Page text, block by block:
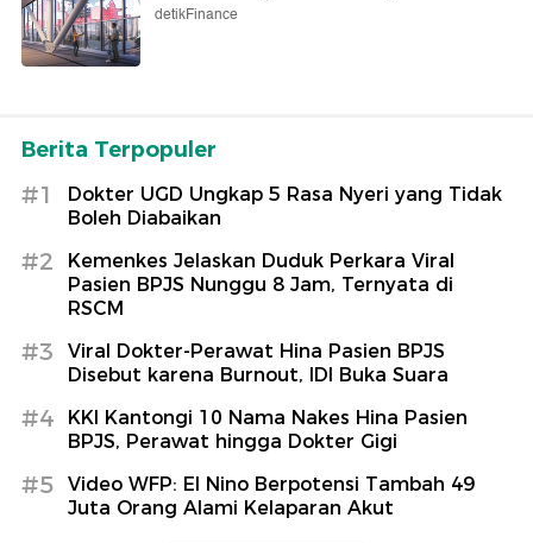
detikFinance
Berita Terpopuler
#1
Dokter UGD Ungkap 5 Rasa Nyeri yang Tidak
Boleh Diabaikan
#2
Kemenkes Jelaskan Duduk Perkara Viral
Pasien BPJS Nunggu 8 Jam, Ternyata di
RSCM
#3
Viral Dokter-Perawat Hina Pasien BPJS
Disebut karena Burnout, IDI Buka Suara
#4
KKI Kantongi 10 Nama Nakes Hina Pasien
BPJS, Perawat hingga Dokter Gigi
#5
Video WFP: El Nino Berpotensi Tambah 49
Juta Orang Alami Kelaparan Akut